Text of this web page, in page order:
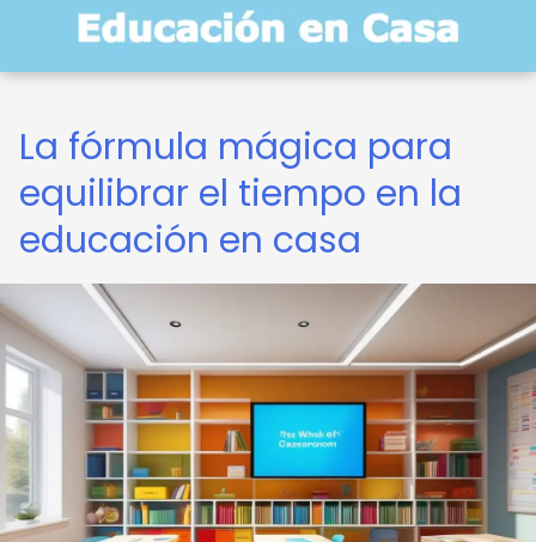
La fórmula mágica para
equilibrar el tiempo en la
educación en casa